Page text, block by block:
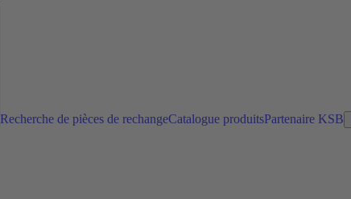
Recherche de pièces de rechangeCatalogue produitsPartenaire KSB